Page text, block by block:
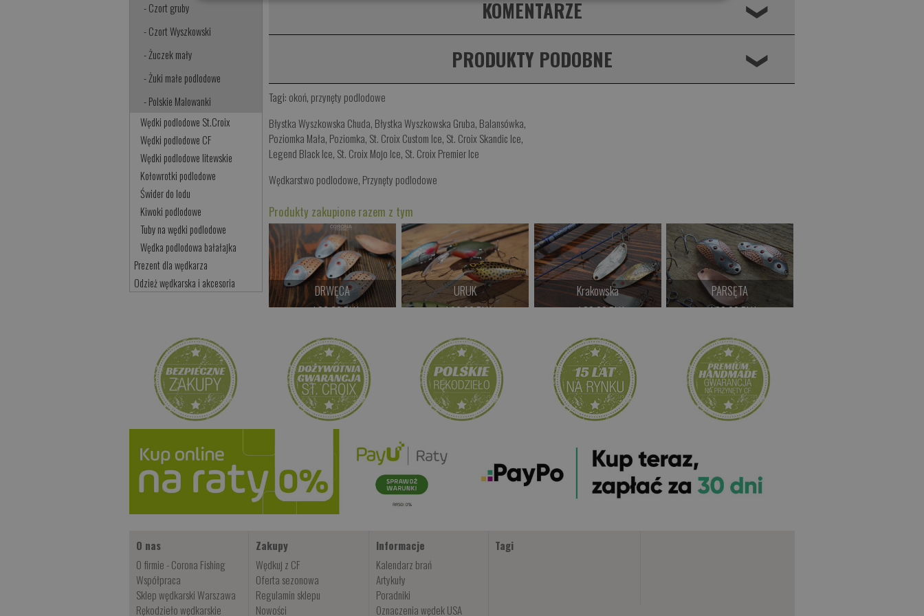
- Czort gruby
- Czort Wyszkowski
- Żuczek mały
- Żuki małe podlodowe
- Polskie Malowanki
Wędki podlodowe St.Croix
Wędki podlodowe CF
Wędki podlodowe litewskie
Kołowrotki podlodowe
Świder do lodu
Kiwoki podlodowe
Tuby na wędki podlodowe
Wędka podlodowa bałałajka
Prezent dla wędkarza
Odzież wędkarska i akcesoria
KOMENTARZE ❮
PRODUKTY PODOBNE ❮
Tagi: okoń, przynęty podlodowe
Błystka Wyszkowska Chuda, Błystka Wyszkowska Gruba, Balansówka,
Poziomka Mała, Poziomka, St. Croix Custom Ice, St. Croix Skandic Ice,
Legend Black Ice, St. Croix Mojo Ice, St. Croix Premier Ice
Wędkarstwo podlodowe, Przynęty podlodowe
Produkty zakupione razem z tym
DRWĘCA
od 32.00 PLN
Kup teraz >
URUK
od 69.00 PLN
Kup teraz >
Krakowska
od 22.00 PLN
Kup teraz >
PARSĘTA
od 32.00 PLN
Kup teraz >
O nas
O firmie - Corona Fishing
Współpraca
Sklep wędkarski Warszawa
Rękodzieło wędkarskie
Zakupy
Wędkuj z CF
Oferta sezonowa
Regulamin sklepu
Nowości
Informacje
Kalendarz brań
Artykuły
Poradniki
Oznaczenia wędek USA
Tagi